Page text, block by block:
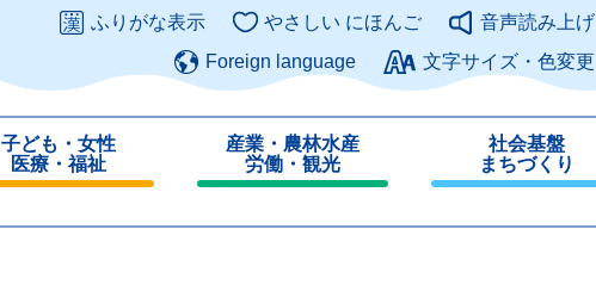
このページの本文へ
ふりがな表示 やさしい にほんご
音声読み上げ
Foreign language
文字サイズ・色変更
子ども・女性
医療・福祉
産業・農林水産
労働・観光
じ
社会基盤
まちづくり
じ